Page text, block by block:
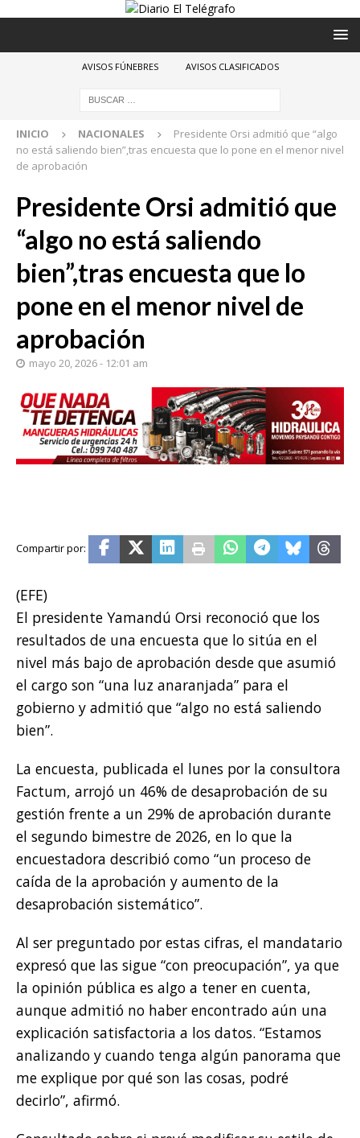
AVISOS FÚNEBRES AVISOS CLASIFICADOS
INICIO NACIONALES
Presidente Orsi admitió que “algo
no está saliendo bien”,tras encuesta que lo pone en el menor nivel
de aprobación
Presidente Orsi admitió que
“algo no está saliendo
bien”,tras encuesta que lo
pone en el menor nivel de
aprobación
mayo 20, 2026 - 12:01 am
(EFE)
El presidente Yamandú Orsi reconoció que los
resultados de una encuesta que lo sitúa en el
nivel más bajo de aprobación desde que asumió
el cargo son “una luz anaranjada” para el
gobierno y admitió que “algo no está saliendo
bien”.
La encuesta, publicada el lunes por la consultora
Factum, arrojó un 46% de desaprobación de su
gestión frente a un 29% de aprobación durante
el segundo bimestre de 2026, en lo que la
encuestadora describió como “un proceso de
caída de la aprobación y aumento de la
desaprobación sistemático”.
Al ser preguntado por estas cifras, el mandatario
expresó que las sigue “con preocupación”, ya que
la opinión pública es algo a tener en cuenta,
aunque admitió no haber encontrado aún una
explicación satisfactoria a los datos. “Estamos
analizando y cuando tenga algún panorama que
me explique por qué son las cosas, podré
decirlo”, afirmó.